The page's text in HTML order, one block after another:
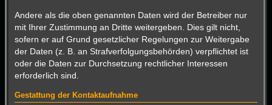
Andere als die oben genannten Daten wird der Betreiber nur
mit Ihrer Zustimmung an Dritte weitergeben. Dies gilt nicht,
sofern er auf Grund gesetzlicher Regelungen zur Weitergabe
der Daten (z. B. an Strafverfolgungsbehörden) verpflichtet ist
oder die Daten zur Durchsetzung rechtlicher Interessen
erforderlich sind.
Gestattung der Kontaktaufnahme